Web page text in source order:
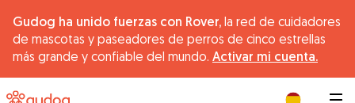
Gudog ha unido fuerzas con Rover, la red de cuidadores
de mascotas y paseadores de perros de cinco estrellas
más grande y confiable del mundo. Activar mi cuenta.